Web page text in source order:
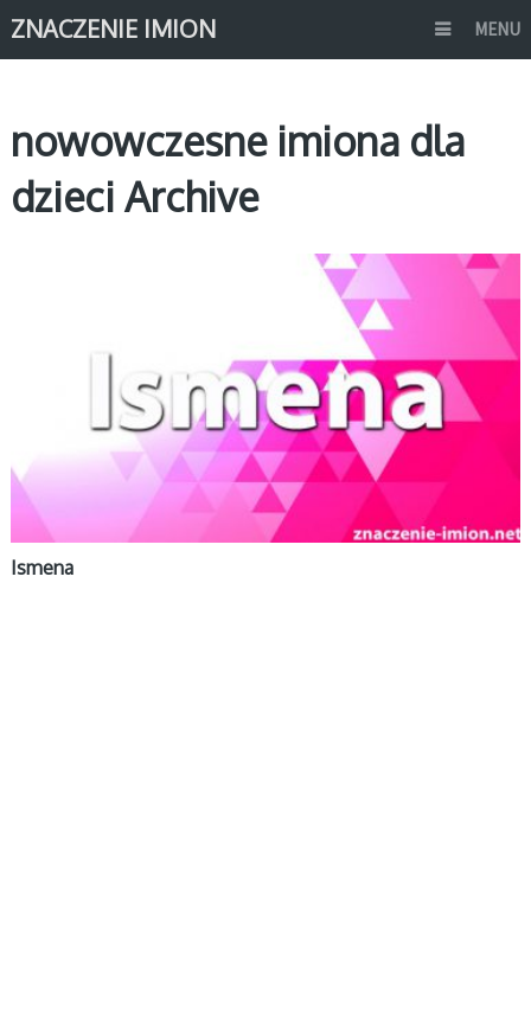
ZNACZENIE IMION MENU
nowowczesne imiona dla
dzieci Archive
Ismena